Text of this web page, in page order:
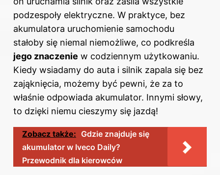
podzespoły elektryczne. W praktyce, bez
akumulatora uruchomienie samochodu
stałoby się niemal niemożliwe, co podkreśla
jego znaczenie w codziennym użytkowaniu.
Kiedy wsiadamy do auta i silnik zapala się bez
zająknięcia, możemy być pewni, że za to
właśnie odpowiada akumulator. Innymi słowy,
to dzięki niemu cieszymy się jazdą!
Zobacz także: Gdzie znajduje się
akumulator w Iveco Daily?
Przewodnik dla kierowców